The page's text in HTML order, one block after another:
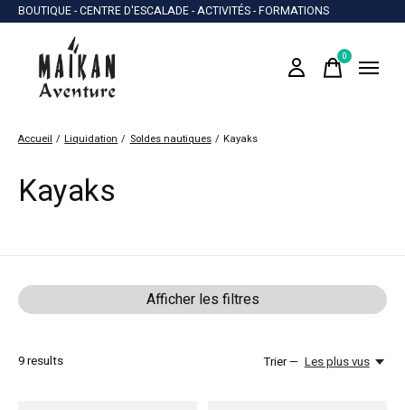
BOUTIQUE - CENTRE D'ESCALADE - ACTIVITÉS - FORMATIONS
0items
Accueil / Liquidation / Soldes nautiques / Kayaks
Kayaks
Afficher les filtres
9results Trier — Les plus vus